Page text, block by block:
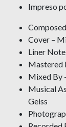
Impreso
Cover –
Liner
Mastered
Mixed By
Musical
Geiss